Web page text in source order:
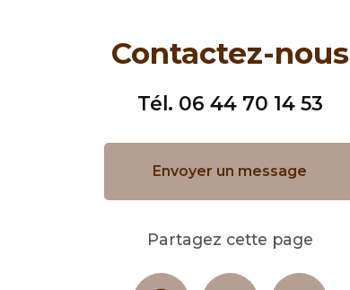
Contactez-nous
Tél. 06 44 70 14 53
Envoyer un message
Partagez cette page
Facebook